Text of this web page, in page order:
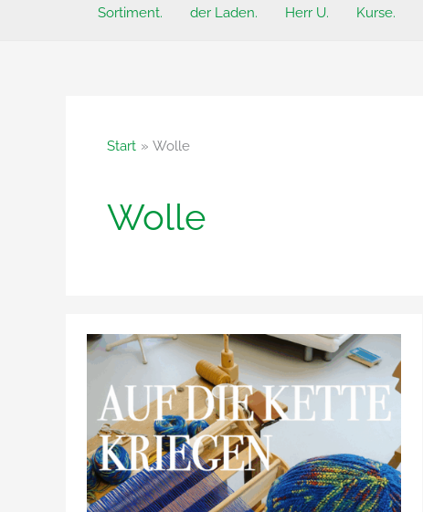
Sortiment. der Laden. Herr U. Kurse.
Start Wolle
Wolle